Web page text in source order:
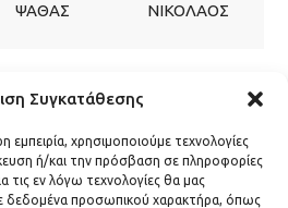
Συγκατάθεσης
εμπειρία, χρησιμοποιούμε τεχνολογίες
ή/και την πρόσβαση σε πληροφορίες
εν λόγω τεχνολογίες θα μας
δεδομένα προσωπικού χαρακτήρα, όπως
ΨΑΘΑΣ ΝΙΚΟΛΑΟΣ